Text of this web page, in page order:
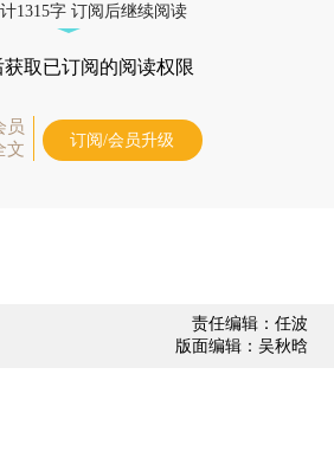
1315字 订阅后继续阅读
获取已订阅的阅读权限
员
文
订阅/会员升级
责任编辑：任波
版面编辑：吴秋晗